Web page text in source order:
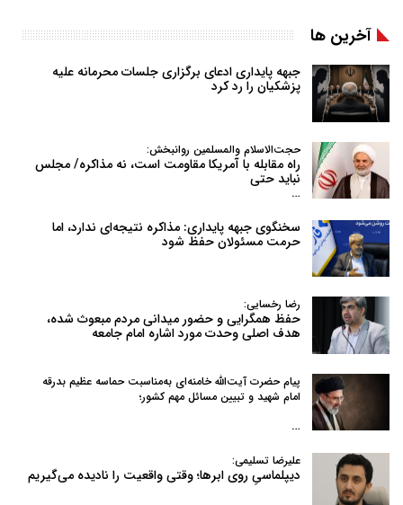
آخرین ها
جبهه پایداری ادعای برگزاری جلسات محرمانه علیه
پزشکیان را رد کرد
حجت‌الاسلام والمسلمین روانبخش:
راه مقابله با آمریکا مقاومت است، نه مذاکره/ مجلس
نباید حتی
…
سخنگوی جبهه پایداری: مذاکره نتیجه‌ای ندارد، اما
حرمت مسئولان حفظ شود
رضا رخسایی:
حفظ همگرایی و حضور میدانی مردم مبعوث شده،
هدف اصلی وحدت مورد اشاره امام جامعه
پیام حضرت آیت‌الله خامنه‌ای به‌مناسبت حماسه عظیم بدرقه
امام شهید و تبیین مسائل مهم کشور؛
…
علیرضا تسلیمی:
دیپلماسیِ روی ابرها؛ وقتی واقعیت را نادیده می‌گیریم